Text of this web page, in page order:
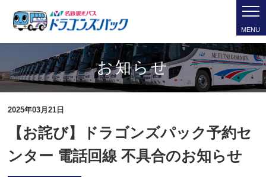
MENU
お知らせ
2025年03月21日
【お詫び】ドラゴンズパック予約セ
ンター 電話回線 不具合のお知らせ